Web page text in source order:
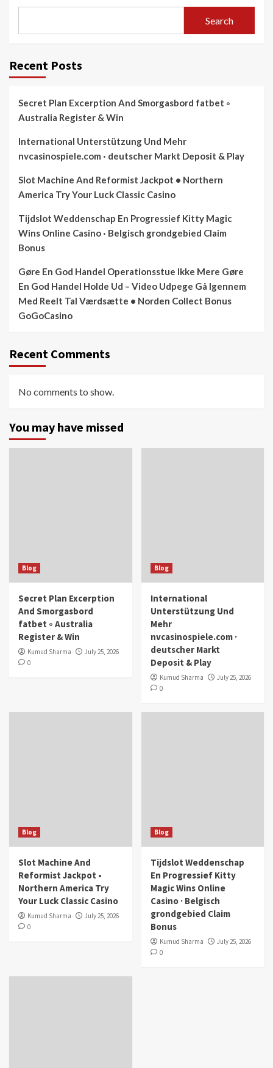
Search
Recent Posts
Secret Plan Excerption And Smorgasbord fatbet ◦
Australia Register & Win
International Unterstützung Und Mehr
nvcasinospiele.com · deutscher Markt Deposit & Play
Slot Machine And Reformist Jackpot • Northern
America Try Your Luck Classic Casino
Tijdslot Weddenschap En Progressief Kitty Magic
Wins Online Casino · Belgisch grondgebied Claim
Bonus
Gøre En God Handel Operationsstue Ikke Mere Gøre
En God Handel Holde Ud – Video Udpege Gå Igennem
Med Reelt Tal Værdsætte • Norden Collect Bonus
GoGoCasino
Recent Comments
No comments to show.
You may have missed
Blog
Secret Plan Excerption
And Smorgasbord
fatbet ◦ Australia
Register & Win
Kumud Sharma
July 25, 2026
0
Blog
International
Unterstützung Und
Mehr
nvcasinospiele.com ·
deutscher Markt
Deposit & Play
Kumud Sharma
July 25, 2026
0
Blog
Slot Machine And
Reformist Jackpot •
Northern America Try
Your Luck Classic Casino
Kumud Sharma
July 25, 2026
0
Blog
Tijdslot Weddenschap
En Progressief Kitty
Magic Wins Online
Casino · Belgisch
grondgebied Claim
Bonus
Kumud Sharma
July 25, 2026
0